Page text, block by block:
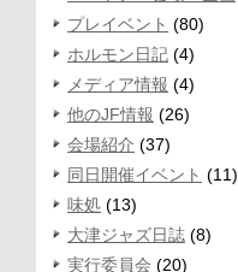
プレイベント (80)
ホルモン日記 (4)
メディア情報 (4)
他のJF情報 (26)
会場紹介 (37)
同日開催イベント (11)
味処 (13)
大津ジャズ日誌 (8)
実行委員会 (20)